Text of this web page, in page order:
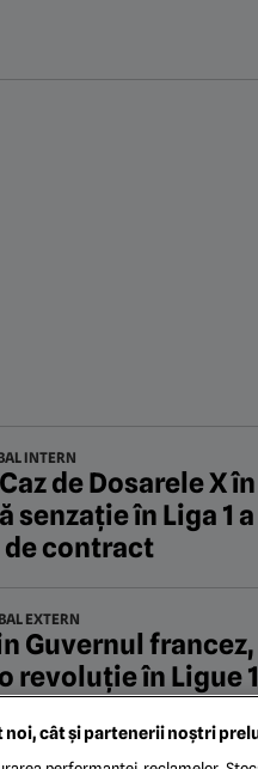
INTERN
Caz de Dosarele X
senzație în Liga 1
de contract
EXTERN
Guvernul
revoluție în Ligue
acest lucru?”
noi, cât și partenerii noștri